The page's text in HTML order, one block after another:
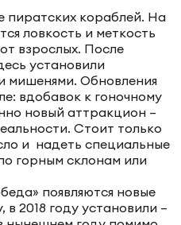
кораблей. На
ловкость и меткость
взрослых. После
установили
мишенями. Обновления
вдобавок к гоночному
новый аттракцион –
Стоит только
и надеть специальные
горным склонам или
появляются новые
2018 году установили –